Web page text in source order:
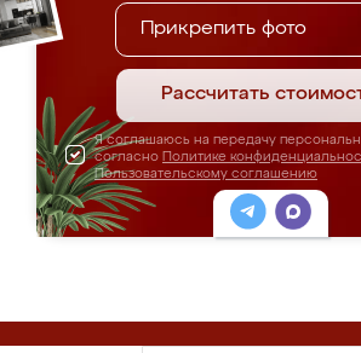
Прикрепить фото
Рассчитать
Я соглашаюсь на передачу
согласно Политике
Пользовательскому соглашению